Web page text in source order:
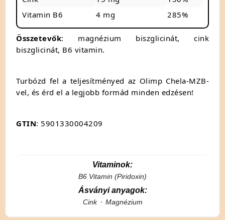
Vitamin B6
4 mg 285%
Összetevők: magnézium biszglicinát, cink
biszglicinát, B6 vitamin.
Turbózd fel a teljesítményed az Olimp Chela-MZB-
vel, és érd el a legjobb formád minden edzésen!
GTIN: 5901330004209
Vitaminok:
B6 Vitamin (Piridoxin)
Ásványi anyagok:
Cink Magnézium